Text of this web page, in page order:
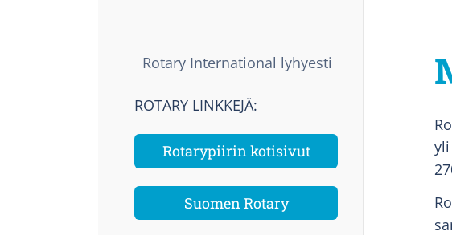
Rotary International lyhyesti
ROTARY LINKKEJÄ:
Rotarypiirin kotisivut
Suomen Rotary